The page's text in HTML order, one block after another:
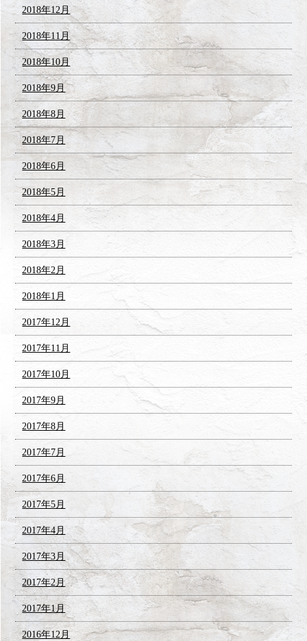
2018年12月
2018年11月
2018年10月
2018年9月
2018年8月
2018年7月
2018年6月
2018年5月
2018年4月
2018年3月
2018年2月
2018年1月
2017年12月
2017年11月
2017年10月
2017年9月
2017年8月
2017年7月
2017年6月
2017年5月
2017年4月
2017年3月
2017年2月
2017年1月
2016年12月